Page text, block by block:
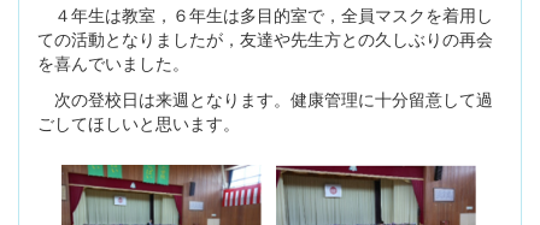
４年生は教室，６年生は多目的室で，全員マスクを着用し
ての活動となりましたが，友達や先生方との久しぶりの再会
を喜んでいました。
次の登校日は来週となります。健康管理に十分留意して過
ごしてほしいと思います。